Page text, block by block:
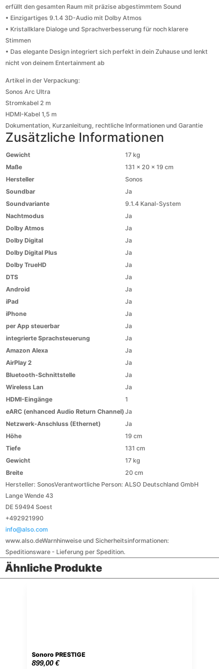
erfüllt den gesamten Raum mit präzise abgestimmtem Sound
• Einzigartiges 9.1.4 3D-Audio mit Dolby Atmos
• Kristallklare Dialoge und Sprachverbesserung für noch klarere
Stimmen
• Das elegante Design integriert sich perfekt in dein Zuhause und lenkt
nicht von deinem Entertainment ab
Artikel in der Verpackung:
Sonos Arc Ultra
Stromkabel 2 m
HDMI-Kabel 1,5 m
Dokumentation, Kurzanleitung, rechtliche Informationen und Garantie
Zusätzliche Informationen
Gewicht
17 kg
Maße
131 × 20 × 19 cm
Hersteller
Sonos
Soundbar
Ja
Soundvariante
9.1.4 Kanal-System
Nachtmodus
Ja
Dolby Atmos
Ja
Dolby Digital
Ja
Dolby Digital Plus
Ja
Dolby TrueHD
Ja
DTS
Ja
Android
Ja
iPad
Ja
iPhone
Ja
per App steuerbar
Ja
integrierte Sprachsteuerung
Ja
Amazon Alexa
Ja
AirPlay 2
Ja
Bluetooth-Schnittstelle
Ja
Wireless Lan
Ja
HDMI-Eingänge
1
eARC (enhanced Audio Return Channel) Ja
Netzwerk-Anschluss (Ethernet)
Ja
Höhe
19 cm
Tiefe
131 cm
Gewicht
17 kg
Breite
20 cm
Hersteller: SonosVerantwortliche Person:ALSO Deutschland GmbH
Lange Wende 43
DE 59494 Soest
+492921990
info@also.com
www.also.deWarnhinweise und Sicherheitsinformationen:
Speditionsware - Lieferung per Spedition.
Ähnliche Produkte
Sonoro PRESTIGE
899,00€